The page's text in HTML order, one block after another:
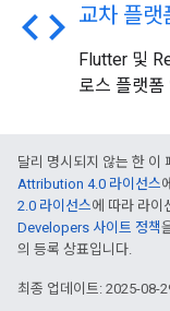
code 교차 플랫
Flutter 및
로스 플랫폼
달리 명시되지 않는 한 이
Attribution 4.0 라이선스
2.0 라이선스에 따라 라이
Developers 사이트 정책
의 등록 상표입니다.
최종 업데이트: 2025-08-